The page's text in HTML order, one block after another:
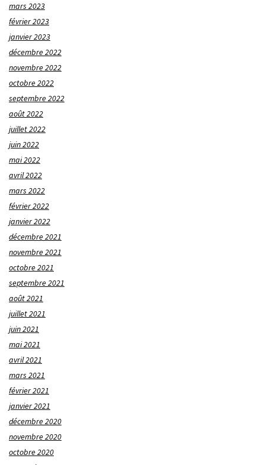
mars 2023
février 2023
janvier 2023
décembre 2022
novembre 2022
octobre 2022
septembre 2022
août 2022
juillet 2022
juin 2022
mai 2022
avril 2022
mars 2022
février 2022
janvier 2022
décembre 2021
novembre 2021
octobre 2021
septembre 2021
août 2021
juillet 2021
juin 2021
mai 2021
avril 2021
mars 2021
février 2021
janvier 2021
décembre 2020
novembre 2020
octobre 2020